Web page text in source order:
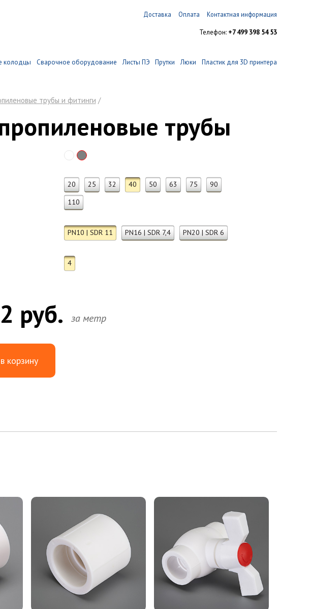
Контактная информация
Оплата
Доставка
Телефон: +7 499 398 54 53
колодцы Сварочное оборудование Листы ПЭ Прутки Люки Пластик для 3D принтера
трубы и фитинги /
трубы
20 25 32 40 50 63 75
90
110
PN10 | SDR 11 PN16 | SDR 7,4 PN20 | SDR 6
4
руб. за метр
корзину